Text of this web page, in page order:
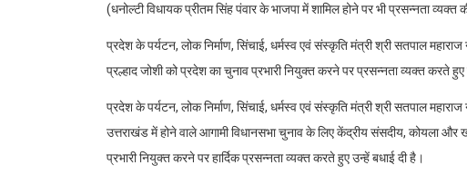
(धनोल्टी विधायक प्रीतम सिंह पंवार के भाजपा में शामिल होने पर भी प्रसन्नता व्यक्त
प्रदेश के पर्यटन, लोक निर्माण, सिंचाई, धर्मस्व एवं संस्कृति मंत्री श्री सतपाल
प्रल्हाद जोशी को प्रदेश का चुनाव प्रभारी नियुक्त करने पर प्रसन्नता व्यक्त करते हुए
प्रदेश के पर्यटन, लोक निर्माण, सिंचाई, धर्मस्व एवं संस्कृति मंत्री श्री सतपाल महाराज
उत्तराखंड में होने वाले आगामी विधानसभा चुनाव के लिए केंद्रीय संसदीय, कोयला और
प्रभारी नियुक्त करने पर हार्दिक प्रसन्नता व्यक्त करते हुए उन्हें बधाई दी है।